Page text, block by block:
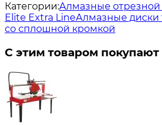
Категории:Алмазные отрезной
Elite Extra LineАлмазные диски
со сплошной кромкой
С этим товаром покупают